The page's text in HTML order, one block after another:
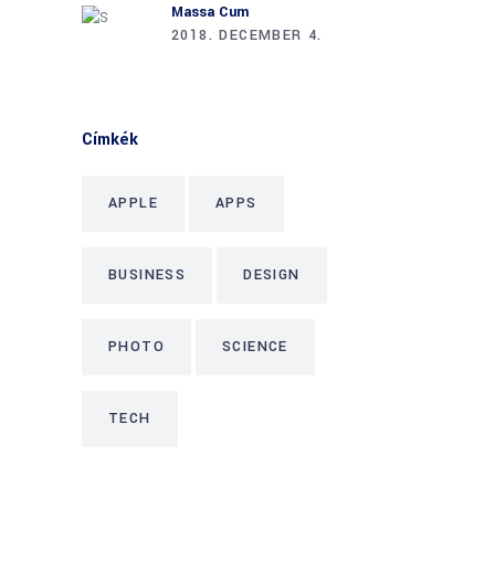
Massa Cum
2018. DECEMBER 4.
Címkék
APPLE APPS
BUSINESS DESIGN
PHOTO SCIENCE
TECH